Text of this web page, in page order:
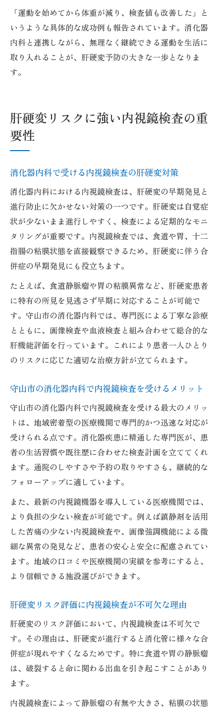
「運動を始めてから体重が減り、検査値も改善した」と
いうような具体的な成功例も報告されています。消化器
内科と連携しながら、無理なく継続できる運動を生活に
取り入れることが、肝硬変予防の大きな一歩となりま
す。
肝硬変リスクに強い内視鏡検査の重
要性
消化器内科で受ける内視鏡検査の肝硬変対策
消化器内科における内視鏡検査は、肝硬変の早期発見と
進行防止に欠かせない対策の一つです。肝硬変は自覚症
状が少ないまま進行しやすく、検査による定期的なモニ
タリングが重要です。内視鏡検査では、食道や胃、十二
指腸の粘膜状態を直接観察できるため、肝硬変に伴う合
併症の早期発見にも役立ちます。
たとえば、食道静脈瘤や胃の粘膜異常など、肝硬変患者
に特有の所見を見逃さず早期に対応することが可能で
す。守山市の消化器内科では、専門医による丁寧な診療
とともに、画像検査や血液検査と組み合わせて総合的な
肝機能評価を行っています。これにより患者一人ひとり
のリスクに応じた適切な治療方針が立てられます。
守山市の消化器内科で内視鏡検査を受けるメリット
守山市の消化器内科で内視鏡検査を受ける最大のメリッ
トは、地域密着型の医療機関で専門的かつ迅速な対応が
受けられる点です。消化器疾患に精通した専門医が、患
者の生活習慣や既往歴に合わせた検査計画を立ててくれ
ます。通院のしやすさや予約の取りやすさも、継続的な
フォローアップに適しています。
また、最新の内視鏡機器を導入している医療機関では、
より負担の少ない検査が可能です。例えば鎮静剤を活用
した苦痛の少ない内視鏡検査や、画像強調機能による微
細な異常の発見など、患者の安心と安全に配慮されてい
ます。地域の口コミや医療機関の実績を参考にすると、
より信頼できる施設選びができます。
肝硬変リスク評価に内視鏡検査が不可欠な理由
肝硬変のリスク評価において、内視鏡検査は不可欠で
す。その理由は、肝硬変が進行すると消化管に様々な合
併症が現れやすくなるためです。特に食道や胃の静脈瘤
は、破裂すると命に関わる出血を引き起こすことがあり
ます。
内視鏡検査によって静脈瘤の有無や大きさ、粘膜の状態